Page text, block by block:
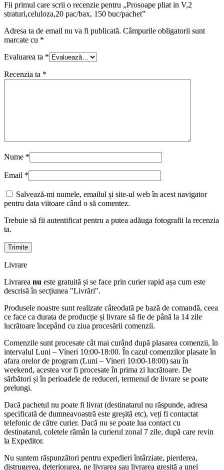
Fii primul care scrii o recenzie pentru „Prosoape pliat in V,2
straturi,celuloza,20 pac/bax, 150 buc/pachet”
Adresa ta de email nu va fi publicată. Câmpurile obligatorii sunt
marcate cu *
Evaluarea ta *
Recenzia ta *
Nume *
Email *
Salvează-mi numele, emailul și site-ul web în acest navigator
pentru data viitoare când o să comentez.
Trebuie să fii autentificat pentru a putea adăuga fotografii la recenzia
ta.
Livrare
Livrarea nu este gratuită și se face prin curier rapid așa cum este
descrisă în secțiunea "Livrări".
Produsele noastre sunt realizate câteodată pe bază de comandă, ceea
ce face ca durata de producție și livrare să fie de până la 14 zile
lucrătoare începând cu ziua procesării comenzii.
Comenzile sunt procesate cât mai curând după plasarea comenzii, în
intervalul Luni – Vineri 10:00-18:00. În cazul comenzilor plasate în
afara orelor de program (Luni – Vineri 10:00-18:00) sau în
weekend, acestea vor fi procesate în prima zi lucrătoare. De
sărbători și în perioadele de reduceri, termenul de livrare se poate
prelungi.
Dacă pachetul nu poate fi livrat (destinatarul nu răspunde, adresa
specificată de dumneavoastră este greșită etc), veți fi contactat
telefonic de către curier. Dacă nu se poate lua contact cu
destinatarul, coletele rămân la curierul zonal 7 zile, după care revin
la Expeditor.
Nu suntem răspunzători pentru expedieri întârziate, pierderea,
distrugerea, deteriorarea, ne livrarea sau livrarea greșită a unei